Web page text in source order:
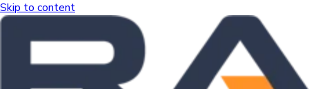
Skip to content